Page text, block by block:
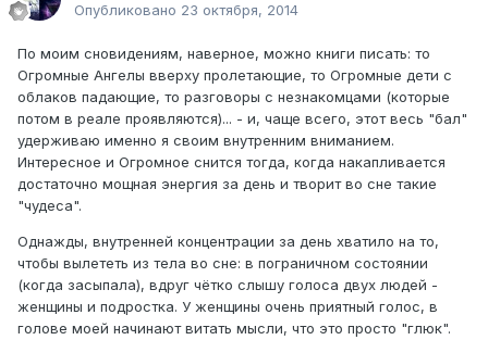
Опубликовано 23 октября, 2014
По моим сновидениям, наверное, можно книги писать: то
Огромные Ангелы вверху пролетающие, то Огромные дети с
облаков падающие, то разговоры с незнакомцами (которые
потом в реале проявляются)... - и, чаще всего, этот весь "бал"
удерживаю именно я своим внутренним вниманием.
Интересное и Огромное снится тогда, когда накапливается
достаточно мощная энергия за день и творит во сне такие
"чудеса".
Однажды, внутренней концентрации за день хватило на то,
чтобы вылететь из тела во сне: в пограничном состоянии
(когда засыпала), вдруг чётко слышу голоса двух людей -
женщины и подростка. У женщины очень приятный голос, в
голове моей начинают витать мысли, что это просто "глюк".